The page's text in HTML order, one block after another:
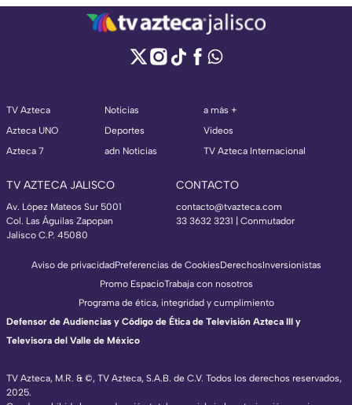
TV Azteca
Azteca UNO
Azteca 7
Noticias
Deportes
adn Noticias
a más +
Videos
TV Azteca Internacional
TV AZTECA JALISCO
Av. López Mateos Sur 5001
Col. Las Águilas Zapopan
Jalisco C.P. 45080
CONTACTO
contacto@tvazteca.com
33 3632 3231 | Conmutador
TV Azteca, M.R. & ©, TV Azteca, S.A.B. de C.V. Todos los derechos reservados,
2025.
Aviso de privacidadPreferencias de CookiesDerechosInversionistas
Promo EspacioTrabaja con nosotros
Programa de ética, integridad y cumplimiento
Defensor de Audiencias y Código de Ética de Televisión Azteca III y
Televisora del Valle de México